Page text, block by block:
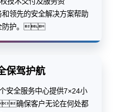
领先的安全解决方案帮助
防护。
保驾护航
全服务中心提供7×24小
确保客户无论在何处都